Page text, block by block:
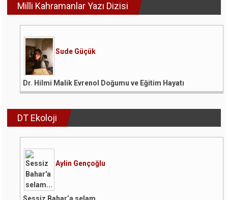
Boynunda
Niçin
Milli Kahramanlar Yazı Dizisi
Sude Güçük
Dr. Hilmi Malik Evrenol Doğumu ve Eğitim Hayatı
DT Ekoloji
Aylin Gençoğlu